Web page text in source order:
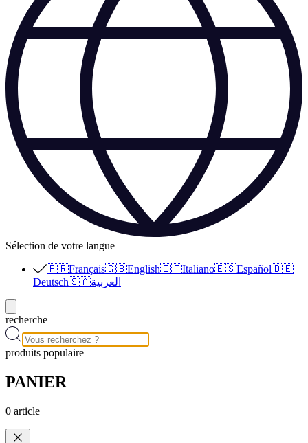
Sélection de votre langue
🇫🇷Français🇬🇧English🇮🇹Italiano🇪🇸Español🇩🇪
Deutsch🇸🇦العربية
recherche
produits populaire
PANIER
0 article